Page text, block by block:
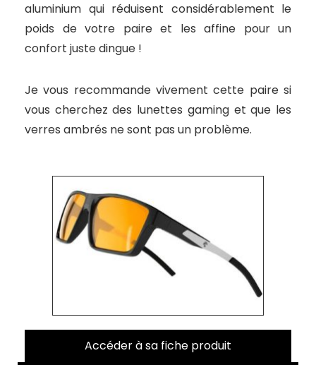
aluminium qui réduisent considérablement le
poids de votre paire et les affine pour un
confort juste dingue !
Je vous recommande vivement cette paire si
vous cherchez des lunettes gaming et que les
verres ambrés ne sont pas un problème.
Accéder à sa fiche produit